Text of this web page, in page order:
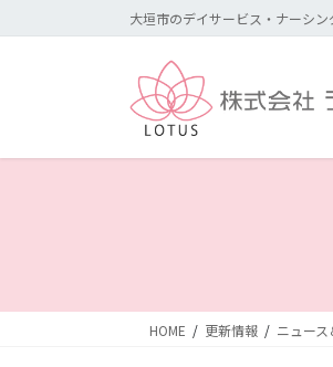
ン
ビ
大垣市のデイサービス・ナーシン
HOME 更新情報 ニュー